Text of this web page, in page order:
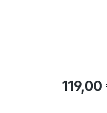
Regulärer
119,00